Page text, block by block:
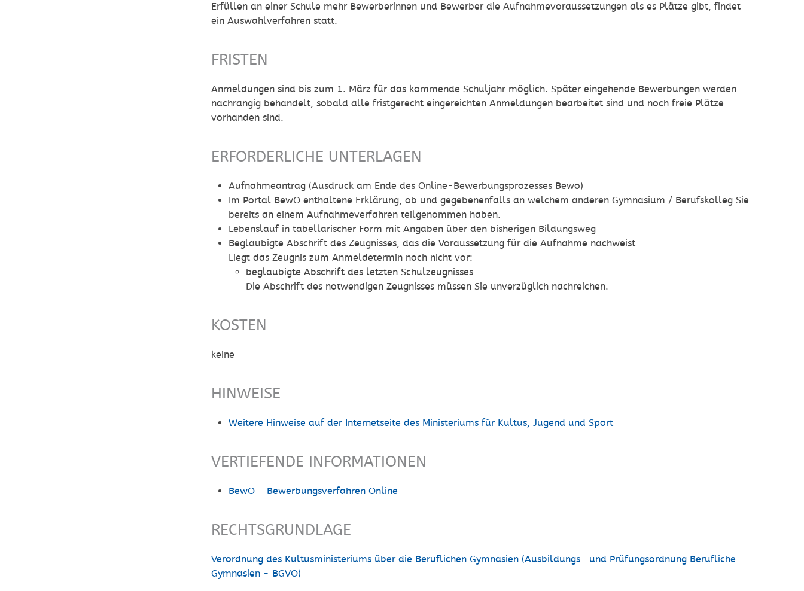
Erfüllen an einer Schule mehr Bewerberinnen und Bewerber die Aufnahmevoraussetzungen als es Plätze gibt, findet
ein Auswahlverfahren statt.
FRISTEN
Anmeldungen sind bis zum 1. März für das kommende Schuljahr möglich. Später eingehende Bewerbungen werden
nachrangig behandelt, sobald alle fristgerecht eingereichten Anmeldungen bearbeitet sind und noch freie Plätze
vorhanden sind.
ERFORDERLICHE UNTERLAGEN
Aufnahmeantrag (Ausdruck am Ende des Online-Bewerbungsprozesses Bewo)
Im Portal BewO enthaltene Erklärung, ob und gegebenenfalls an welchem anderen Gymnasium / Berufskolleg Sie
bereits an einem Aufnahmeverfahren teilgenommen haben.
Lebenslauf in tabellarischer Form mit Angaben über den bisherigen Bildungsweg
Beglaubigte Abschrift des Zeugnisses, das die Voraussetzung für die Aufnahme nachweist
Liegt das Zeugnis zum Anmeldetermin noch nicht vor:
beglaubigte Abschrift des letzten Schulzeugnisses
Die Abschrift des notwendigen Zeugnisses müssen Sie unverzüglich nachreichen.
KOSTEN
keine
HINWEISE
Weitere Hinweise auf der Internetseite des Ministeriums für Kultus, Jugend und Sport
VERTIEFENDE INFORMATIONEN
BewO - Bewerbungsverfahren Online
RECHTSGRUNDLAGE
Verordnung des Kultusministeriums über die Beruflichen Gymnasien (Ausbildungs- und Prüfungsordnung Berufliche
Gymnasien - BGVO)